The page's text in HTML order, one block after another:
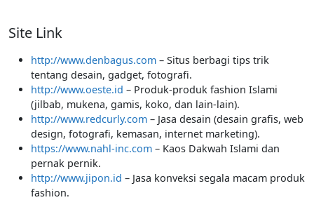
Site Link
http://www.denbagus.com – Situs berbagi tips trik
tentang desain, gadget, fotografi.
http://www.oeste.id – Produk-produk fashion Islami
(jilbab, mukena, gamis, koko, dan lain-lain).
http://www.redcurly.com – Jasa desain (desain grafis, web
design, fotografi, kemasan, internet marketing).
https://www.nahl-inc.com – Kaos Dakwah Islami dan
pernak pernik.
http://www.jipon.id – Jasa konveksi segala macam produk
fashion.